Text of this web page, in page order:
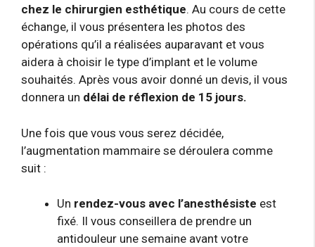
chez le chirurgien esthétique. Au cours de cette
échange, il vous présentera les photos des
opérations qu’il a réalisées auparavant et vous
aidera à choisir le type d’implant et le volume
souhaités. Après vous avoir donné un devis, il vous
donnera un délai de réflexion de 15 jours.
Une fois que vous vous serez décidée,
l’augmentation mammaire se déroulera comme
suit :
Un rendez-vous avec l’anesthésiste est
fixé. Il vous conseillera de prendre un
antidouleur une semaine avant votre